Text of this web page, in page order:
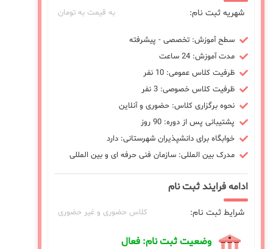
شهریه ثبت نام: به قیمت به تومان
سطح آموزش: تخصصی - پیشرفته
مدت آموزش: 24 ساعت
ظرفیت کلاس عمومی: 10 نفر
ظرفیت کلاس خصوصی: 3 نفر
نحوه برگزاری کلاس: حضوری و آنلاین
پشتیبانی پس از دوره: 90 روز
خوابگاه برای دانشپذیران شهرستانی: دارد
مدرک بین المللی: سازمان فنی حرفه ای و بین المللی
ادامه فرایند ثبت نام
شرایط ثبت نام: کلاس حضوری و غیر حضوری
وضعیت ثبت نام: فعال